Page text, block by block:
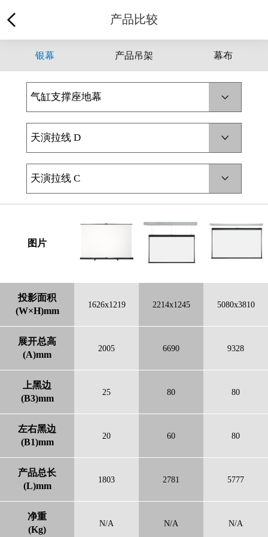
产品比较
银幕 产品吊架 幕布
气缸支撑座地幕
天演拉线 D
天演拉线 C
图片
投影面积
(W×H)mm
1626x1219 2214x1245 5080x3810
展开总高
(A)mm
2005 6690 9328
上黑边
(B3)mm
25 80 80
左右黑边
(B1)mm
20 60 80
产品总长
(L)mm
1803 2781 5777
净重
(Kg)
N/A N/A N/A